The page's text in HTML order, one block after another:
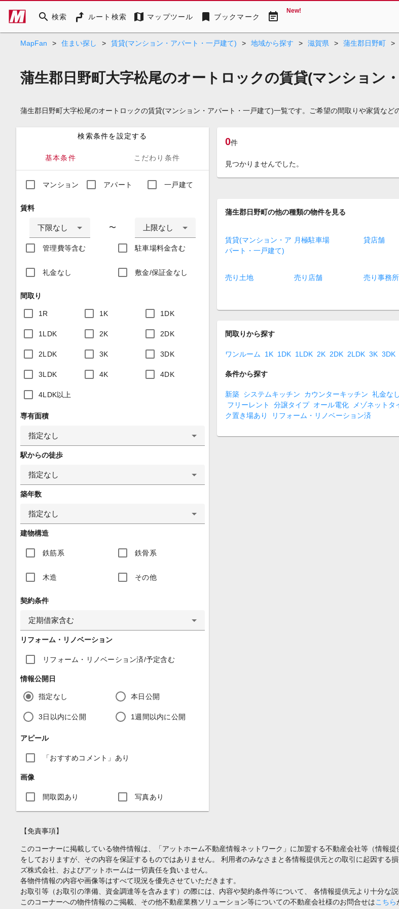
search 検索 ルート検索 map マップツール bookmark ブックマーク event_note New!
MapFan > 住まい探し > 賃貸(マンション・アパート・一戸建て) > 地域から探す > 滋賀県 > 蒲生郡日野町 >
蒲生郡日野町大字松尾のオートロックの賃貸(マンション
蒲生郡日野町大字松尾のオートロックの賃貸(マンション・アパート・一戸建て)一覧です。ご希望の間取りや家賃など
検索条件を設定する
基本条件 こだわり条件
マンション アパート 一戸建て
賃料
下限なし 〜 上限なし
管理費等含む 駐車場料金含む
礼金なし 敷金/保証金なし
間取り
1R 1K 1DK
1LDK 2K 2DK
2LDK 3K 3DK
3LDK 4K 4DK
4LDK以上
専有面積
指定なし
駅からの徒歩
指定なし
築年数
指定なし
建物構造
鉄筋系 鉄骨系
木造 その他
契約条件
定期借家含む
リフォーム・リノベーション
リフォーム・リノベーション済/予定含む
情報公開日
指定なし 本日公開
3日以内に公開 1週間以内に公開
アピール
「おすすめコメント」あり
画像
間取図あり 写真あり
0件
見つかりませんでした。
蒲生郡日野町の他の種類の物件を見る
賃貸(マンション・ア
パート・一戸建て)
月極駐車場 貸店舗
売り土地 売り店舗 売り事務所
間取りから探す
ワンルーム 1K 1DK 1LDK 2K 2DK 2LDK 3K 3DK
条件から探す
新築 システムキッチン カウンターキッチン 礼金なし
フリーレント
分譲タイプ オール電化 メゾネットタ
ク置き場あり
リフォーム・リノベーション済
【免責事項】
このコーナーに掲載している物件情報は、「アットホーム不動産情報ネットワーク」に加盟する不動産会社等（情報
をしておりますが、その内容を保証するものではありません。 利用者のみなさまと各情報提供元との取引に起因す
ズ株式会社、およびアットホームは一切責任を負いません。
各物件情報の内容や画像等はすべて現況を優先させていただきます。
お取引等（お取引の準備、資金調達等を含みます）の際には、内容や契約条件等について、 各情報提供元より十分な
このコーナーへの物件情報のご掲載、その他不動産業務ソリューション等についての不動産会社様のお問合せはこちら